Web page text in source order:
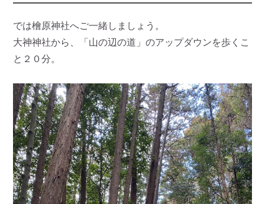
では檜原神社へご一緒しましょう。
大神神社から、「山の辺の道」のアップダウンを歩くこ
と２０分。